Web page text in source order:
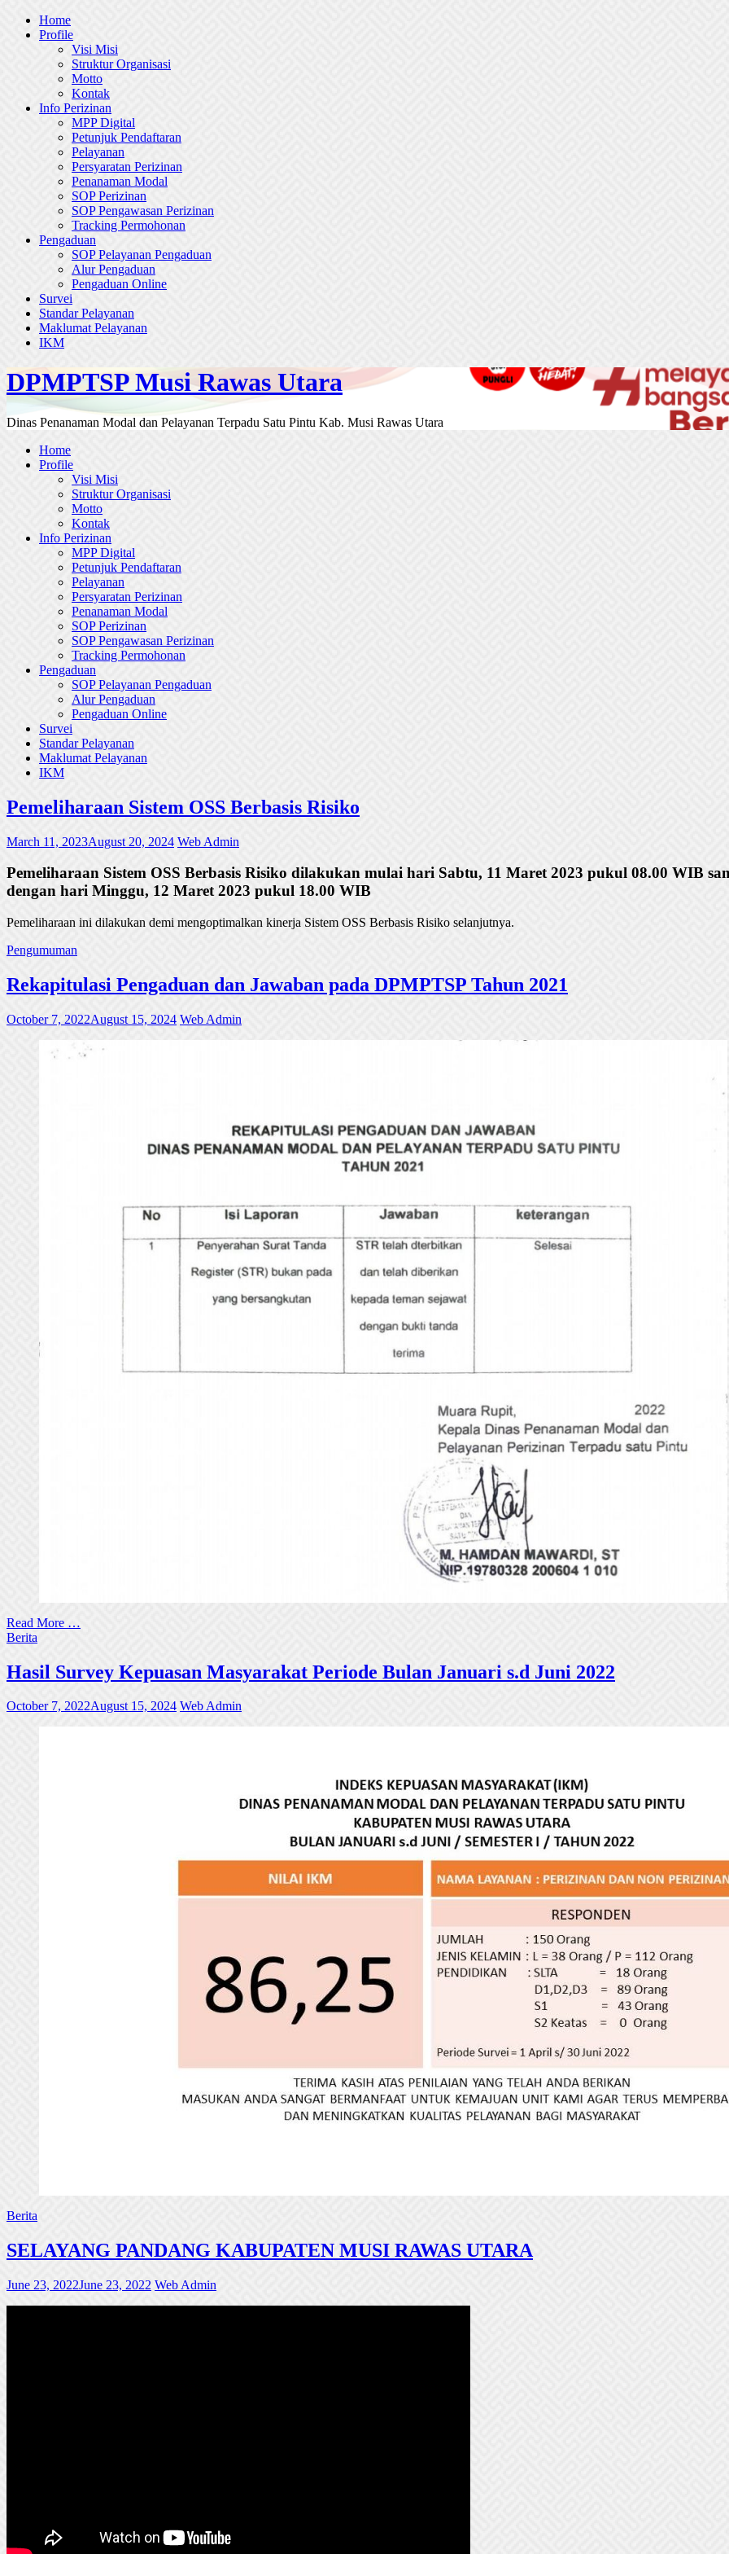
Skip
Home
Profile
Visi Misi
Struktur Organisasi
Motto
Kontak
Info Perizinan
MPP Digital
Petunjuk Pendaftaran
Pelayanan
Persyaratan Perizinan
Penanaman Modal
SOP Perizinan
SOP Pengawasan Perizinan
Tracking Permohonan
Pengaduan
SOP Pelayanan Pengaduan
Alur Pengaduan
Pengaduan Online
Survei
Standar Pelayanan
Maklumat Pelayanan
IKM
DPMPTSP Musi Rawas Utara
Dinas Penanaman Modal dan Pelayanan Terpadu Satu Pintu Kab. Musi Rawas Utara
Home
Profile
Visi Misi
Struktur Organisasi
Motto
Kontak
Info Perizinan
MPP Digital
Petunjuk Pendaftaran
Pelayanan
Persyaratan Perizinan
Penanaman Modal
SOP Perizinan
SOP Pengawasan Perizinan
Tracking Permohonan
Pengaduan
SOP Pelayanan Pengaduan
Alur Pengaduan
Pengaduan Online
Survei
Standar Pelayanan
Maklumat Pelayanan
IKM
Pemeliharaan Sistem OSS Berbasis Risiko
March 11, 2023August 20, 2024 Web Admin
Pemeliharaan Sistem OSS Berbasis Risiko dilakukan mulai hari Sabtu, 11 Maret 2023 pukul 08.00 WIB
dengan hari Minggu, 12 Maret 2023 pukul 18.00 WIB
Pemeliharaan ini dilakukan demi mengoptimalkan kinerja Sistem OSS Berbasis Risiko selanjutnya.
Pengumuman
Rekapitulasi Pengaduan dan Jawaban pada DPMPTSP Tahun 2021
October 7, 2022August 15, 2024 Web Admin
Read More …
Berita
Hasil Survey Kepuasan Masyarakat Periode Bulan Januari s.d Juni 2022
October 7, 2022August 15, 2024 Web Admin
Berita
SELAYANG PANDANG KABUPATEN MUSI RAWAS UTARA
June 23, 2022June 23, 2022 Web Admin